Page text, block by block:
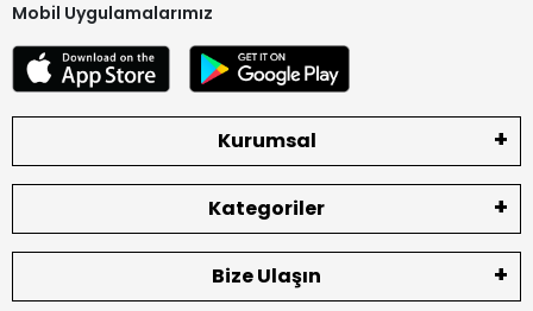
Mobil Uygulamalarımız
Kurumsal
Kategoriler
Bize Ulaşın